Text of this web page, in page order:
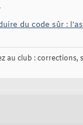
du code sûr :
au club : corrections,